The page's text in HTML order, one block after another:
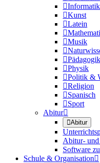

Kunst
Latein

Musik


Physik
Politik &
Religion
Spanisch
Sport
Abitur
Abitur
Abitur-
Software
Schule & Organisation